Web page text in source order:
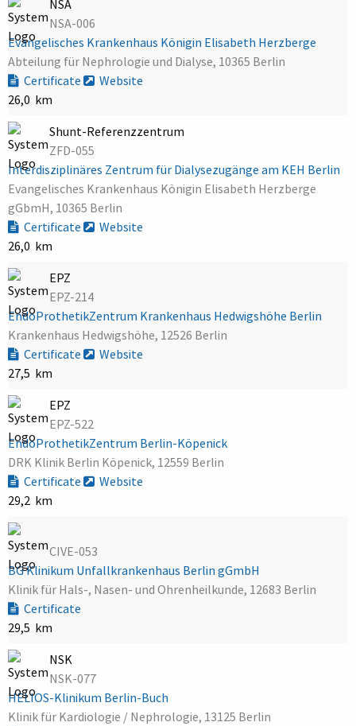
NSA
NSA-006
Evangelisches Krankenhaus Königin Elisabeth Herzberge
Abteilung für Nephrologie und Dialyse, 10365 Berlin
Certificate
Website
26,0 km
Shunt-Referenzzentrum
ZFD-055
Interdisziplinäres Zentrum für Dialysezugänge am KEH Berlin
Evangelisches Krankenhaus Königin Elisabeth Herzberge
gGbmH, 10365 Berlin
Certificate
Website
26,0 km
EPZ
EPZ-214
EndoProthetikZentrum Krankenhaus Hedwigshöhe Berlin
Krankenhaus Hedwigshöhe, 12526 Berlin
Certificate
Website
27,5 km
EPZ
EPZ-522
EndoProthetikZentrum Berlin-Köpenick
DRK Klinik Berlin Köpenick, 12559 Berlin
Certificate
Website
29,2 km
CIVE-053
BG Klinikum Unfallkrankenhaus Berlin gGmbH
Klinik für Hals-, Nasen- und Ohrenheilkunde, 12683 Berlin
Certificate
29,5 km
NSK
NSK-077
HELIOS-Klinikum Berlin-Buch
Klinik für Kardiologie / Nephrologie, 13125 Berlin